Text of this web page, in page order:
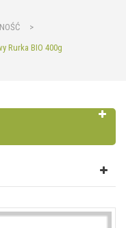
>
Rurka BIO 400g